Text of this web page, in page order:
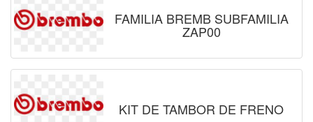
FAMILIA BREMB SUBFAMILIA
ZAP00
KIT DE TAMBOR DE FRENO